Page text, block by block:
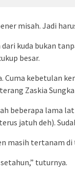
misah. Jadi
kuda bukan
besar.
Cuma kebetulan
Zaskia
beberapa lama
jatuh deh).
masih tertanam di
tuturnya.